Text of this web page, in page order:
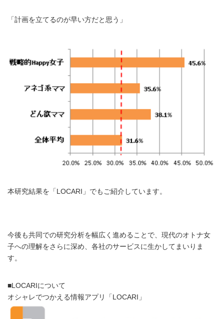
「計画を立てるのが早い方だと思う」
本研究結果を「LOCARI」でもご紹介しています。
今後も共同での研究分析を幅広く進めることで、現代のオトナ女
子への理解をさらに深め、各社のサービスに生かしてまいりま
す。
■LOCARIについて
オシャレでつかえる情報アプリ「LOCARI」